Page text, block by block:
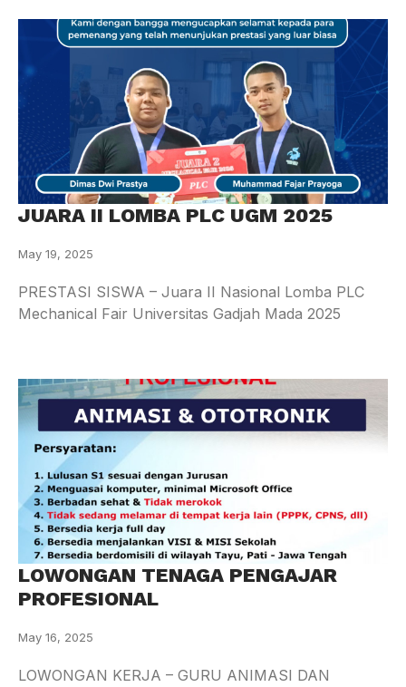
JUARA II LOMBA PLC UGM 2025
May 19, 2025
PRESTASI SISWA – Juara II Nasional Lomba PLC
Mechanical Fair Universitas Gadjah Mada 2025
LOWONGAN TENAGA PENGAJAR
PROFESIONAL
May 16, 2025
LOWONGAN KERJA – GURU ANIMASI DAN